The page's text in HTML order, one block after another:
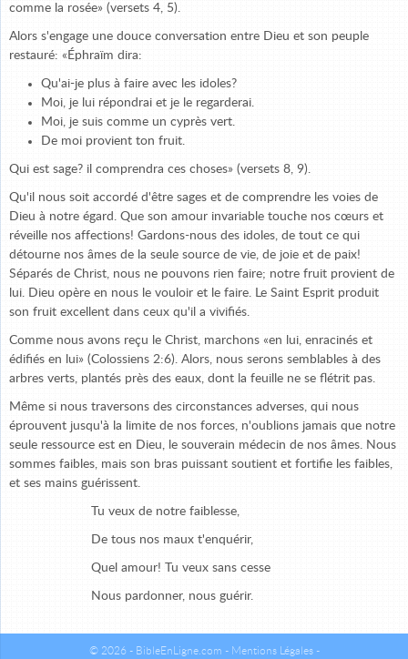
comme la rosée» (versets 4, 5).
Alors s'engage une douce conversation entre Dieu et son peuple
restauré: «Éphraïm dira:
Qu'ai-je plus à faire avec les idoles?
Moi, je lui répondrai et je le regarderai.
Moi, je suis comme un cyprès vert.
De moi provient ton fruit.
Qui est sage? il comprendra ces choses» (versets 8, 9).
Qu'il nous soit accordé d'être sages et de comprendre les voies de
Dieu à notre égard. Que son amour invariable touche nos cœurs et
réveille nos affections! Gardons-nous des idoles, de tout ce qui
détourne nos âmes de la seule source de vie, de joie et de paix!
Séparés de Christ, nous ne pouvons rien faire; notre fruit provient de
lui. Dieu opère en nous le vouloir et le faire. Le Saint Esprit produit
son fruit excellent dans ceux qu'il a vivifiés.
Comme nous avons reçu le Christ, marchons «en lui, enracinés et
édifiés en lui» (Colossiens 2:6). Alors, nous serons semblables à des
arbres verts, plantés près des eaux, dont la feuille ne se flétrit pas.
Même si nous traversons des circonstances adverses, qui nous
éprouvent jusqu'à la limite de nos forces, n'oublions jamais que notre
seule ressource est en Dieu, le souverain médecin de nos âmes. Nous
sommes faibles, mais son bras puissant soutient et fortifie les faibles,
et ses mains guérissent.
Tu veux de notre faiblesse,
De tous nos maux t'enquérir,
Quel amour! Tu veux sans cesse
Nous pardonner, nous guérir.
© 2026 - BibleEnLigne.com - Mentions Légales-